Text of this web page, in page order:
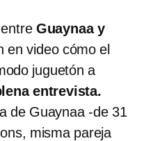
Guaynaa y
en video cómo el
juguetón a
entrevista.
de Guaynaa -de 31
misma pareja